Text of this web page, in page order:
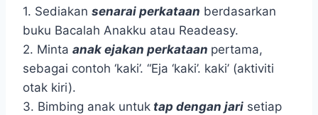
1. Sediakan senarai perkataan berdasarkan
buku Bacalah Anakku atau Readeasy.
2. Minta anak ejakan perkataan pertama,
sebagai contoh ‘kaki’. “Eja ‘kaki’. kaki’ (aktiviti
otak kiri).
3. Bimbing anak untuk tap dengan jari setiap